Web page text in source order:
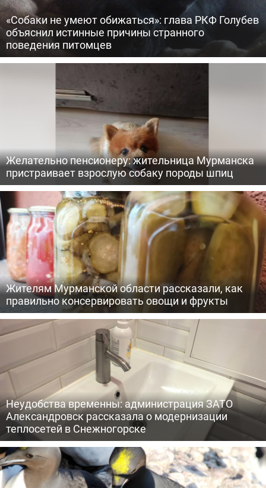
«Собаки не умеют обижаться»: глава РКФ Голубев
объяснил истинные причины странного
поведения питомцев
Желательно пенсионеру: жительница Мурманска
пристраивает взрослую собаку породы шпиц
Жителям Мурманской области рассказали, как
правильно консервировать овощи и фрукты
Неудобства временны: администрация ЗАТО
Александровск рассказала о модернизации
теплосетей в Снежногорске